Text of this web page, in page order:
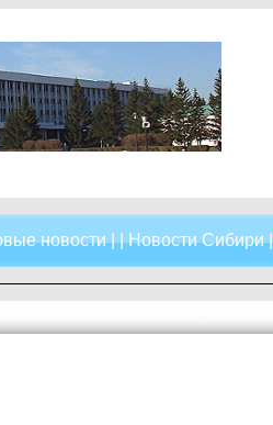
новости| |Новости Сибири